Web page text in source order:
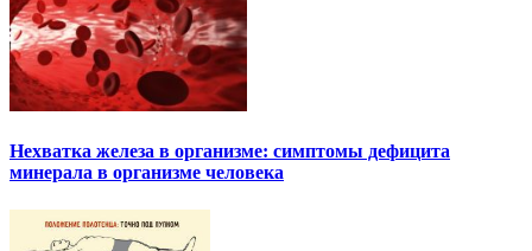
Нехватка железа в организме: симптомы дефицита
минерала в организме человека